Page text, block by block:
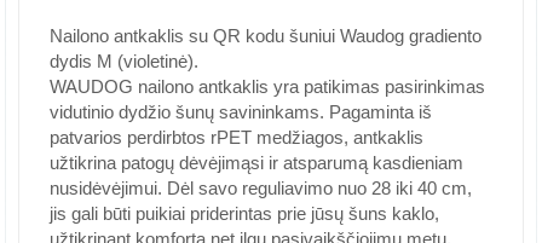
Nailono antkaklis su QR kodu šuniui Waudog gradiento
dydis M (violetinė).
WAUDOG nailono antkaklis yra patikimas pasirinkimas
vidutinio dydžio šunų savininkams. Pagaminta iš
patvarios perdirbtos rPET medžiagos, antkaklis
užtikrina patogų dėvėjimąsi ir atsparumą kasdieniam
nusidėvėjimui. Dėl savo reguliavimo nuo 28 iki 40 cm,
jis gali būti puikiai priderintas prie jūsų šuns kaklo,
užtikrinant komfortą net ilgų pasivaikščiojimų metu.